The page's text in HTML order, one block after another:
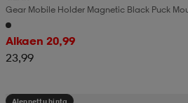
Gear Mobile Holder Magnetic Black Puck
Alkaen 20,99
23,99
Alennettu hinta